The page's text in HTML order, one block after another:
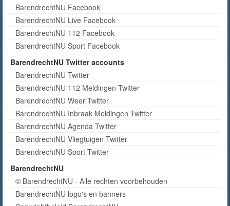
BarendrechtNU Facebook
BarendrechtNU Live Facebook
BarendrechtNU 112 Facebook
BarendrechtNU Sport Facebook
BarendrechtNU Twitter accounts
BarendrechtNU Twitter
BarendrechtNU 112 Meldingen Twitter
BarendrechtNU Weer Twitter
BarendrechtNU Inbraak Meldingen Twitter
BarendrechtNU Agenda Twitter
BarendrechtNU Vliegtuigen Twitter
BarendrechtNU Sport Twitter
BarendrechtNU
© BarendrechtNU - Alle rechten voorbehouden
BarendrechtNU logo's en banners